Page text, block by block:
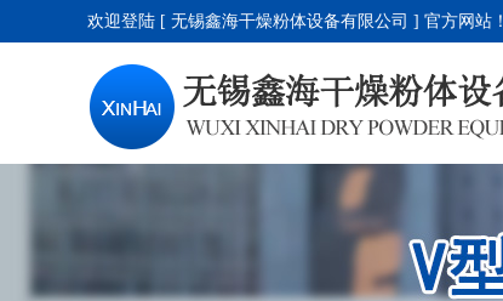
欢迎登陆 [ 无锡鑫海干燥粉体设备有限公司 ] 官方网站！